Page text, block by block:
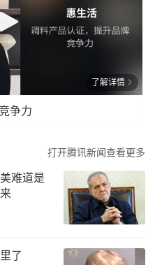
了解详情
争力
打开腾讯新闻查看更多
难道是
了